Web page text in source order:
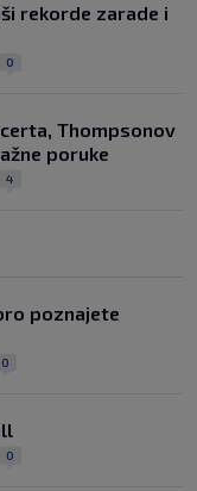
rekorde zarade i
0
Thompsonov
poruke
4
poznajete
0
0